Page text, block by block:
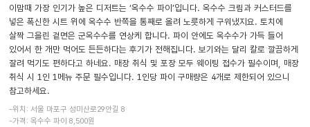
이맘때 가장 인기가 높은 디저트는 ‘옥수수 파이’입니다. 옥수수 크림과 커스터드를
넣은 폭신한 시트 위에 옥수수 반쪽을 통째로 올려 노릇하게 구워냈지요. 토치에
살짝 그을린 겉면은 군옥수수를 연상케 합니다. 파이 안에도 옥수수가 가득 들어
있어서 한 개만 먹어도 든든하다는 후기가 전해집니다. 보기와는 달리 칼로 깔끔하게
잘려 먹기도 편하다고 하네요. 매장 취식 및 포장 모두 웨이팅 접수가 필수이며, 매장
취식 시 1인 1메뉴 주문 필수입니다. 1인당 파이 구매량은 4개로 제한되어 있으니
참고하세요.
-위치: 서울 마포구 성미산로29안길 8
-가격: 옥수수 파이 8,500원